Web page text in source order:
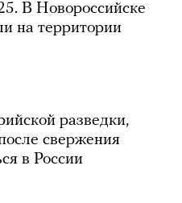
В Новороссийске
на территории
разведки,
свержения
в России